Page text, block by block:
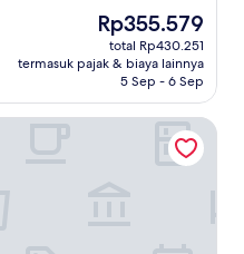
Harga
sekarang
Rp355.579
Rp355.579
total Rp430.251
termasuk pajak & biaya lainnya
5 Sep - 6 Sep